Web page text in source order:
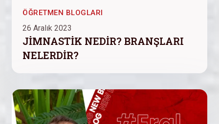
ÖĞRETMEN BLOGLARI
26 Aralık 2023
JİMNASTİK NEDİR? BRANŞLARI
NELERDİR?